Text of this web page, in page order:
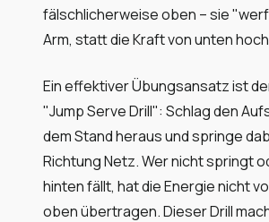
fälschlicherweise oben – sie
Arm, statt die Kraft von unten
Ein effektiver Übungsansatz ist
"Jump Serve Drill": Schlag den
dem Stand heraus und springe
Richtung Netz. Wer nicht springt
hinten fällt, hat die Energie nicht
oben übertragen. Dieser Drill